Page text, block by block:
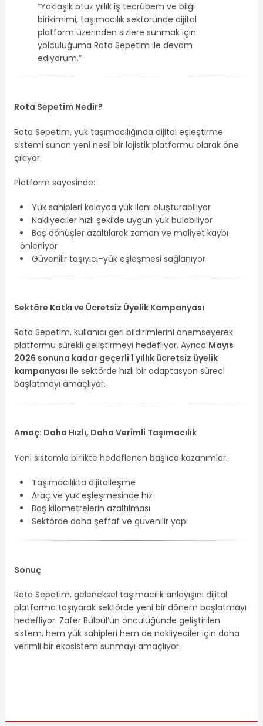
“Yaklaşık otuz yıllık iş tecrübem ve bilgi
birikimimi, taşımacılık sektöründe dijital
platform üzerinden sizlere sunmak için
yolculuğuma Rota Sepetim ile devam
ediyorum.”
Rota Sepetim Nedir?
Rota Sepetim, yük taşımacılığında dijital eşleştirme
sistemi sunan yeni nesil bir lojistik platformu olarak öne
çıkıyor.
Platform sayesinde:
Yük sahipleri kolayca yük ilanı oluşturabiliyor
Nakliyeciler hızlı şekilde uygun yük bulabiliyor
Boş dönüşler azaltılarak zaman ve maliyet kaybı
önleniyor
Güvenilir taşıyıcı–yük eşleşmesi sağlanıyor
Sektöre Katkı ve Ücretsiz Üyelik Kampanyası
Rota Sepetim, kullanıcı geri bildirimlerini önemseyerek
platformu sürekli geliştirmeyi hedefliyor. Ayrıca Mayıs
2026 sonuna kadar geçerli 1 yıllık ücretsiz üyelik
kampanyası ile sektörde hızlı bir adaptasyon süreci
başlatmayı amaçlıyor.
Amaç: Daha Hızlı, Daha Verimli Taşımacılık
Yeni sistemle birlikte hedeflenen başlıca kazanımlar:
Taşımacılıkta dijitalleşme
Araç ve yük eşleşmesinde hız
Boş kilometrelerin azaltılması
Sektörde daha şeffaf ve güvenilir yapı
Sonuç
Rota Sepetim, geleneksel taşımacılık anlayışını dijital
platforma taşıyarak sektörde yeni bir dönem başlatmayı
hedefliyor. Zafer Bülbül’ün öncülüğünde geliştirilen
sistem, hem yük sahipleri hem de nakliyeciler için daha
verimli bir ekosistem sunmayı amaçlıyor.